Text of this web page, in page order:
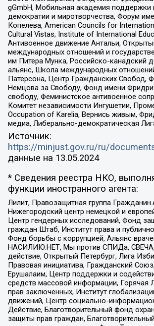
gGmbH, Мобильная академия поддержки
демократии и миротворчества, Форум
Копелева, American Councils for
Cultural Vistas, Institute of International
Антивоенное движение Антальи,
международных отношений и
им Питера Мунка, Российско-канадский
альянс, Школа международных
Патерсона, Центр Гражданских Свобод,
Немцова за Свободу, Фонд имени
свободу, Феминистское антивоенное
Комитет независимости Ингушетии,
Occupation of Karelia, Вернись живым,
медиа, Либерально-демократическая
Источник:
https://minjust.gov.ru/ru/
данные на 13.05.2024
* Сведения реестра НКО,
функции иностранного агента:
Лилит, Правозащитная группа
Нижегородский центр немецкой и
Центр гендерных исследований, Фонд
граждан Штаб, Институт права и
Фонд борьбы с коррупцией, Альянс
НАСИЛИЮ.НЕТ, Мы против СПИДа, СВЕЧА,
действие, Открытый Петербург, Лига
Правовая инициатива, Гражданский
Ерушалаим, Центр поддержки и
средств массовой информации, Горячая
прав заключенных, Институт
движений, Центр социально-
Действие, Благотворительный фонд
защиты прав граждан,